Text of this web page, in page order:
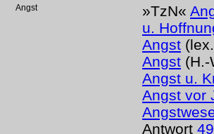
Angst »TzN«
u.
Angst
Angst (H.-
Angst u.
Angst vor
Antwort 49